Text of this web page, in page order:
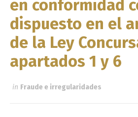
en conformidad
dispuesto en el
de la Ley
apartados 1 y 6
in Fraude e irregularidades